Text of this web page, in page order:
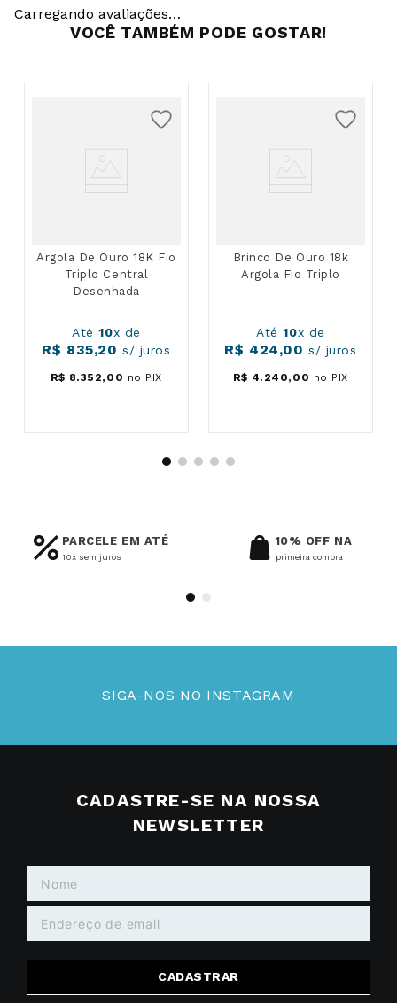
Carregando avaliações…
VOCÊ TAMBÉM PODE GOSTAR!
Argola De Ouro 18K Fio
Triplo Central
Desenhada
Até10x de
R$ 835,20 s/ juros
R$ 8.352, 00 no PIX
Brinco De Ouro 18k
Argola Fio Triplo
Até10x de
R$ 424,00 s/ juros
R$ 4. 240, 00 no PIX
PARCELE EM ATÉ
10x sem juros
10% OFF NA
primeira compra
SIGA-NOS NO INSTAGRAM
CADASTRE-SE NA NOSSA
NEWSLETTER
CADASTRAR